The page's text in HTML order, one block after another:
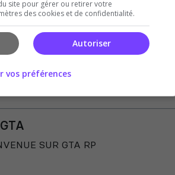
bâtis ton empire.
SUR GTA RP
site pour gérer ou retirer votre
des cookies et de confidentialité.
Autoriser
vos préférences